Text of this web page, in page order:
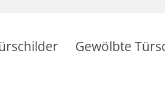
Gewölbte